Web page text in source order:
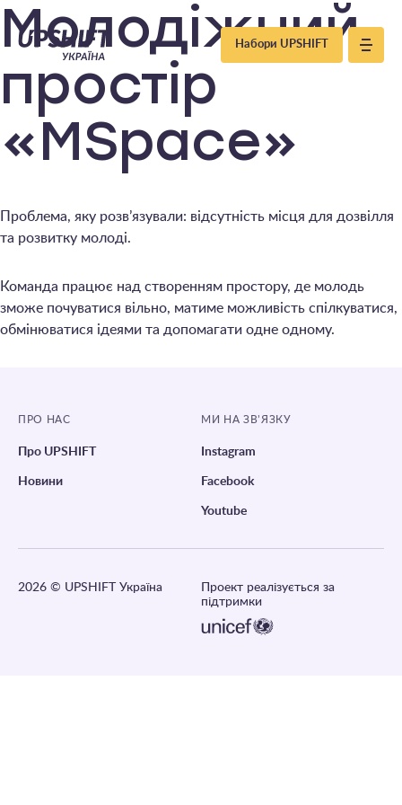
Upshift
–
Україна
Набори UPSHIFT
Молодіжний
простір
«MSpace»
Проблема, яку розв’язували: відсутність місця для дозвілля
та розвитку молоді.
Команда працює над створенням простору, де молодь
зможе почуватися вільно, матиме можливість спілкуватися,
обмінюватися ідеями та допомагати одне одному.
ПРО НАС
Про UPSHIFT
Новини
МИ НА ЗВ’ЯЗКУ
Instagram
Facebook
Youtube
2026 © UPSHIFT Україна
Проект реалізується за
підтримки